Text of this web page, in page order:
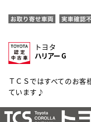
トヨタ
ハリアー G
ＴＣＳではすべてのお客
ています♪